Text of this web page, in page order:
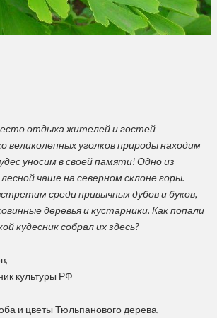
отдыха жителей и гостей
великолепных уголков природы находим
уносим в своей памяти! Одно из
чаше на северном склоне горы.
среди привычных дубов и буков,
деревья и кустарники. Как попали
кудесник собрал их здесь?
культуры РФ
и цветы Тюльпанового дерева,